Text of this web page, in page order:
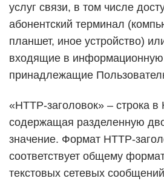
услуг связи, в том числе
абонентский терминал
планшет, иное устройство)
входящие в информационную
принадлежащие
«HTTP-заголовок» – строка
содержащая разделенную
значение. Формат HTTP-
соответствует общему
текстовых сетевых